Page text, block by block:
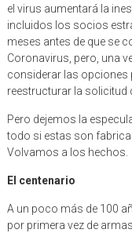
incluidos los socios
meses antes de que se
Coronavirus, pero, una
considerar las opciones
reestructurar la solicitud
todo si estas son
Volvamos a los hechos.
por primera vez de
militar también